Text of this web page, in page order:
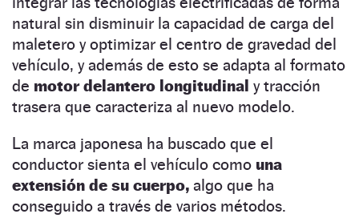
natural sin disminuir la capacidad de carga del
maletero y optimizar el centro de gravedad del
vehículo, y además de esto se adapta al formato
de motor delantero longitudinal y tracción
trasera que caracteriza al nuevo modelo.
La marca japonesa ha buscado que el
conductor sienta el vehículo como una
extensión de su cuerpo, algo que ha
conseguido a través de varios métodos.